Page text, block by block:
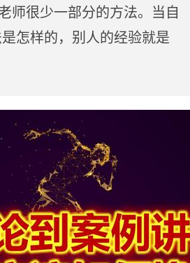
师很少一部分的方法。当自
怎样的，别人的经验就是